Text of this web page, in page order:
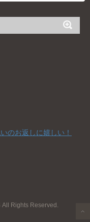
のお返しに嬉しい！
Rights Reserved.